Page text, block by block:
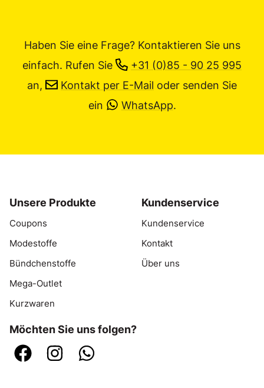
Haben Sie eine Frage? Kontaktieren Sie uns
einfach. Rufen Sie
+31 (0)85 - 90 25 995
an,
Kontakt per E-Mail oder senden Sie
ein
WhatsApp.
Unsere Produkte
Coupons
Modestoffe
Bündchenstoffe
Mega-Outlet
Kurzwaren
Kundenservice
Kundenservice
Kontakt
Über uns
Möchten Sie uns folgen?